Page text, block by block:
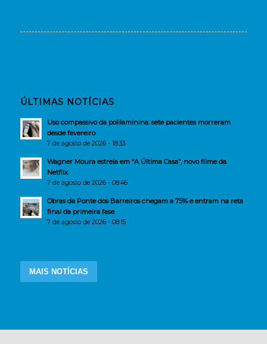
ÚLTIMAS NOTÍCIAS
Uso compassivo da polilaminina: sete pacientes morreram
desde fevereiro
7 de agosto de 2026 - 18:33
Wagner Moura estreia em “A Última Casa”, novo filme da
Netflix
7 de agosto de 2026 - 08:46
Obras da Ponte dos Barreiros chegam a 75% e entram na reta
final da primeira fase
7 de agosto de 2026 - 08:15
MAIS NOTÍCIAS